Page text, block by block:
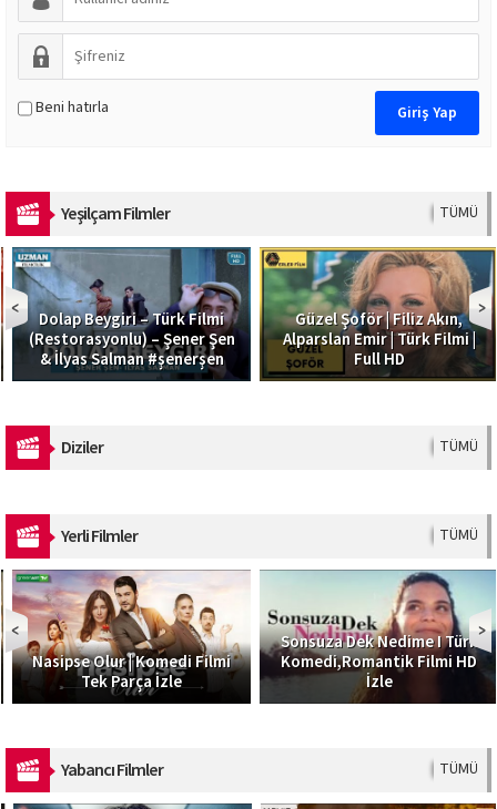
Beni hatırla
Yeşilçam Filmler TÜMÜ
Dolap Beygiri – Türk Filmi
(Restorasyonlu) – Şener Şen
& İlyas Salman #şenerşen
Güzel Şoför | Filiz Akın,
Alparslan Emir | Türk Filmi |
Full HD
Diziler TÜMÜ
Yerli Filmler TÜMÜ
Nasipse Olur | Komedi Filmi
Tek Parça İzle
Sonsuza Dek Nedime I Türk
Komedi,Romantik Filmi HD
İzle
Yabancı Filmler TÜMÜ